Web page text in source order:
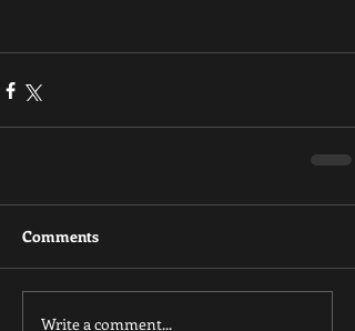
Comments
Write a comment...